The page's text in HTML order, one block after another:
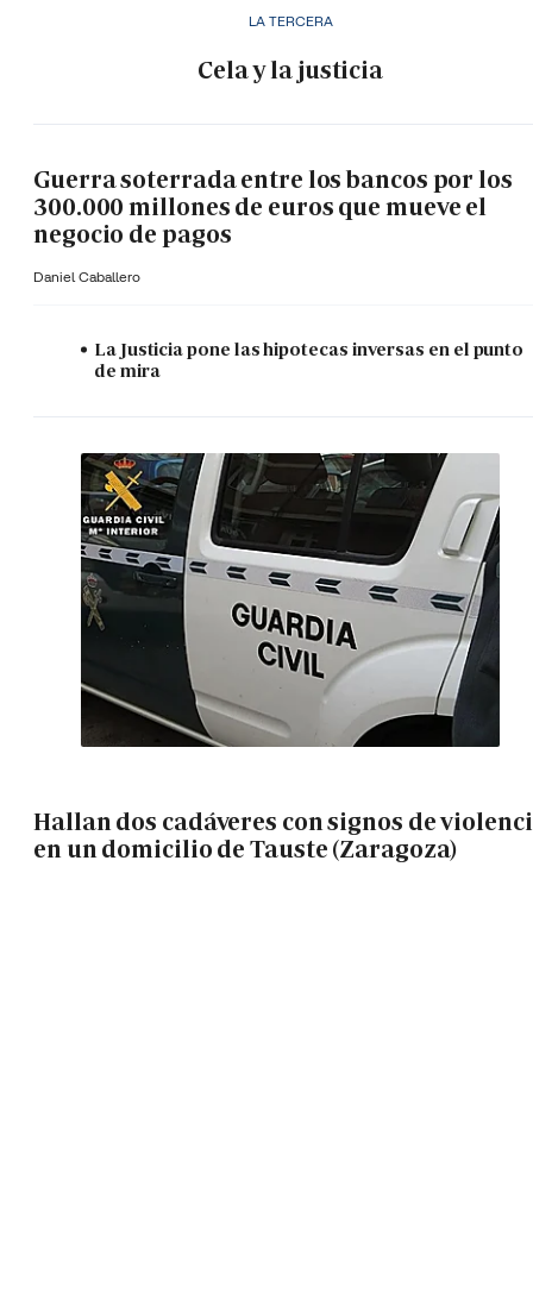
LA TERCERA
Cela y la justicia
Guerra soterrada entre los bancos por los
300.000 millones de euros que mueve el
negocio de pagos
Daniel Caballero
La Justicia pone las hipotecas inversas en el punto
de mira
Hallan dos cadáveres con signos de
en un domicilio de Tauste (Zaragoza)